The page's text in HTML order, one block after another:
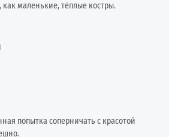
как маленькие, тёплые костры.
попытка соперничать с красотой